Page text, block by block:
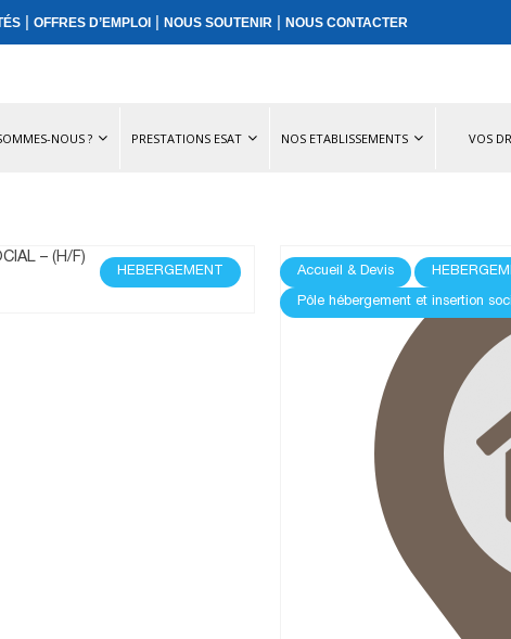
|OFFRES D’EMPLOI |NOUS SOUTENIR |NOUS CONTACTER
NOUS ? PRESTATIONS ESAT NOS ETABLISSEMENTS VOS
HEBERGEMENT
– (H/F)
Accueil & Devis
Pôle hébergement et insertion